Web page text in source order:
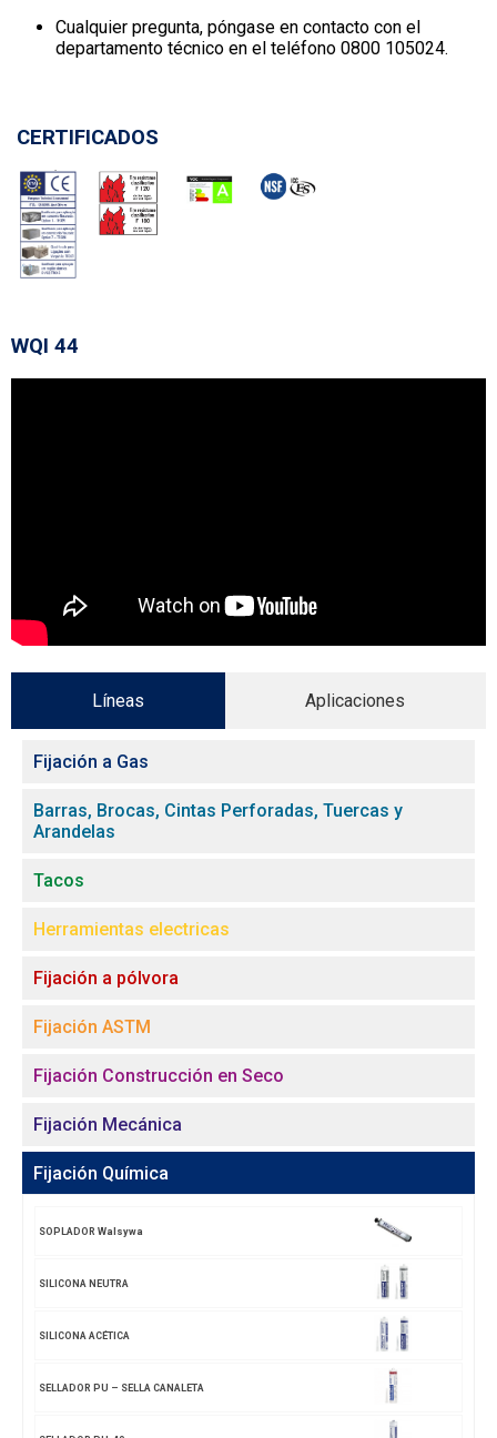
Cualquier pregunta, póngase en contacto con el
departamento técnico en el teléfono 0800 105024.
CERTIFICADOS
WQI 44
Líneas Aplicaciones
Fijación a Gas
Barras, Brocas, Cintas Perforadas, Tuercas y
Arandelas
Tacos
Herramientas electricas
Fijación a pólvora
Fijación ASTM
Fijación Construcción en Seco
Fijación Mecánica
Fijación Química
SOPLADOR Walsywa
SILICONA NEUTRA
SILICONA ACÉTICA
SELLADOR PU – SELLA CANALETA